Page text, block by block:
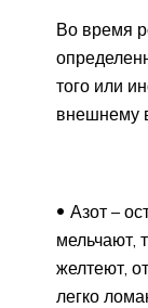
Во время
того или
внешнему
Азот –
мельчают,
желтеют,
легко